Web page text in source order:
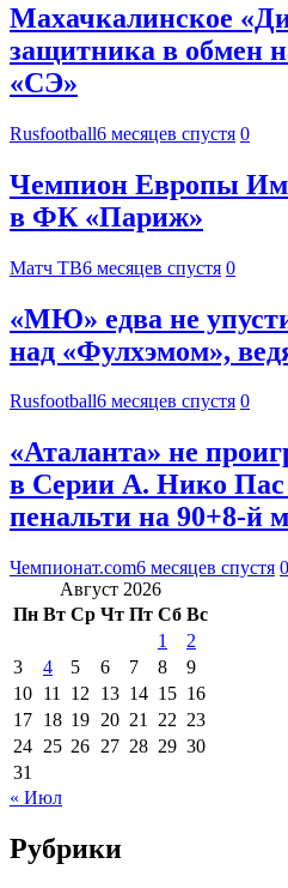
Махачкалинское
защитника в обмен
«СЭ»
Rusfootball6 месяцев спустя 0
Чемпион Европы
в ФК «Париж»
Матч ТВ6 месяцев спустя 0
«МЮ» едва не
над «Фулхэмом»,
Rusfootball6 месяцев спустя 0
«Аталанта» не
в Серии А. Нико Пас
пенальти на 90+8-й
Чемпионат.com6 месяцев спустя 0
Август 2026
Пн Вт Ср Чт Пт Сб Вс
1
2
3
4 5 6 7 8
9
10 11 12 13 14 15 16
17 18 19 20 21 22 23
24 25 26 27 28 29 30
31
« Июл
Рубрики